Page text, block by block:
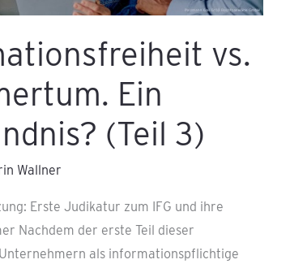
vs.
Ein
(Teil 3)
Wallner
Erste Judikatur zum IFG und ihre
Nachdem der erste Teil dieser
als informationspflichtige